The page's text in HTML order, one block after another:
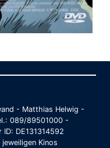
- Matthias Helwig -
089/89501000 -
DE131314592
Kinos